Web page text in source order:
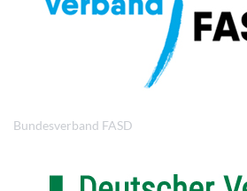
Bundesverband FASD